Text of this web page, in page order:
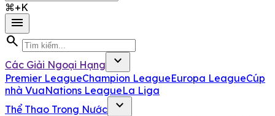
⌘+K
menu
search
Các Giải Ngoại Hạng expand_more
Premier LeagueChampion LeagueEuropa LeagueCúp
nhà VuaNations LeagueLa Liga
Thể Thao Trong Nước
expand_more